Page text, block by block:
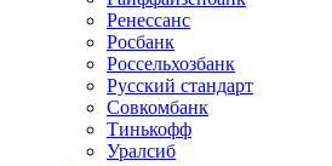
Ренессанс
Росбанк
Россельхозбанк
Русский стандарт
Совкомбанк
Тинькофф
Уралсиб